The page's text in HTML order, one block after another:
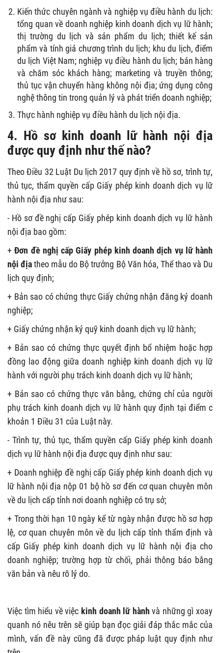
Kiến thức chuyên ngành và nghiệp vụ điều hành du lịch:
tổng quan về doanh nghiệp kinh doanh dịch vụ lữ hành;
thị trường du lịch và sản phẩm du lịch; thiết kế sản
phẩm và tính giá chương trình du lịch; khu du lịch, điểm
du lịch Việt Nam; nghiệp vụ điều hành du lịch; bán hàng
và chăm sóc khách hàng; marketing và truyền thông;
thủ tục vận chuyển hàng không nội địa; ứng dụng công
nghệ thông tin trong quản lý và phát triển doanh nghiệp;
Thực hành nghiệp vụ điều hành du lịch nội địa.
4. Hồ sơ kinh doanh lữ hành nội địa
được quy định như thế nào?
Theo Điều 32 Luật Du lịch 2017 quy định về hồ sơ, trình tự,
thủ tục, thẩm quyền cấp Giấy phép kinh doanh dịch vụ lữ
hành nội địa như sau:
- Hồ sơ đề nghị cấp Giấy phép kinh doanh dịch vụ lữ hành
nội địa bao gồm:
+Đơn đề nghị cấp Giấy phép kinh doanh dịch vụ lữ hành
nội địatheo mẫu do Bộ trưởng Bộ Văn hóa, Thể thao và Du
lịch quy định;
+ Bản sao có chứng thực Giấy chứng nhận đăng ký doanh
nghiệp;
+ Giấy chứng nhận ký quỹ kinh doanh dịch vụ lữ hành;
+ Bản sao có chứng thực quyết định bổ nhiệm hoặc hợp
đồng lao động giữa doanh nghiệp kinh doanh dịch vụ lữ
hành với người phụ trách kinh doanh dịch vụ lữ hành;
+ Bản sao có chứng thực văn bằng, chứng chỉ của người
phụ trách kinh doanh dịch vụ lữ hành quy định tại điểm c
khoản 1 Điều 31 của Luật này.
- Trình tự, thủ tục, thẩm quyền cấp Giấy phép kinh doanh
dịch vụ lữ hành nội địa được quy định như sau:
+ Doanh nghiệp đề nghị cấp Giấy phép kinh doanh dịch vụ
lữ hành nội địa nộp 01 bộ hồ sơ đến cơ quan chuyên môn
về du lịch cấp tỉnh nơi doanh nghiệp có trụ sở;
+ Trong thời hạn 10 ngày kể từ ngày nhận được hồ sơ hợp
lệ, cơ quan chuyên môn về du lịch cấp tỉnh thẩm định và
cấp Giấy phép kinh doanh dịch vụ lữ hành nội địa cho
doanh nghiệp; trường hợp từ chối, phải thông báo bằng
văn bản và nêu rõ lý do.
Việc tìm hiểu về việc kinh doanh lữ hành và những gì xoay
quanh nó nêu trên sẽ giúp bạn đọc giải đáp thắc mắc của
mình, vấn đề này cũng đã được pháp luật quy định như